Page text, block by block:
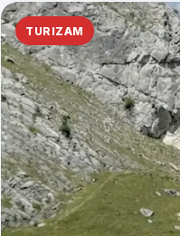
TURIZAM